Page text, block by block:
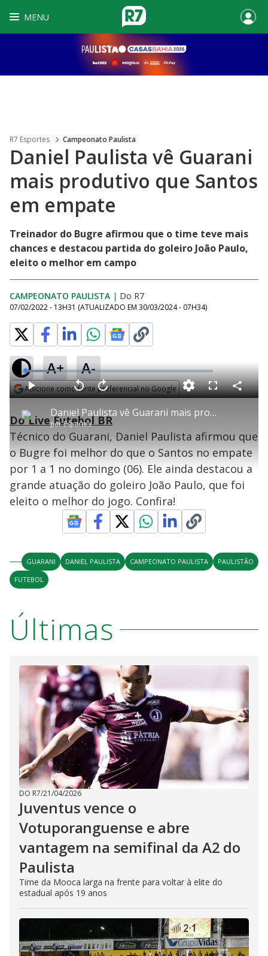
MENU
R7 Esportes Campeonato Paulista
Daniel Paulista vê Guarani
mais produtivo que Santos
em empate
Treinador do Bugre afirmou que o time teve mais
chances e destacou partida do goleiro João Paulo,
eleito o melhor em campo
CAMPEONATO PAULISTA | Do R7
07/02/2022 - 13H31 (ATUALIZADO EM 30/03/2024 - 07H34)
A+ A-
Adicione como fonte preferencial no Google
P
l
a
y
V
d
e
o
Daniel Paulista vê Guarani mais produtivo que Santos em empate
porEsportes
P V
a
r
0
e
g
n
d
o
s
A
a
ç
a
1
s
e
u
n
o
s
o
L
o
a
d
e
1
2
.
3
3
F
l
e
n
C
o
a
Do Live Futebol BR
Técnico do Guarani, Daniel Paulista afirmou que
o Bugre foi melhor do que o Santos no empate
por 1 a 1 no domingo (06). Ele ainda destacou a
grande atuação do goleiro João Paulo, que foi
eleito o melhor do jogo. Confira!
GUARANI DANIEL PAULISTA CAMPEONATO PAULISTA
PAULISTÃO
FUTEBOL
Últimas
DO R7/21/04/2026
Juventus vence o
Votuporanguense e abre
vantagem na semifinal da A2 do
Paulista
Time da Mooca larga na frente para voltar à elite do
estadual após 19 anos